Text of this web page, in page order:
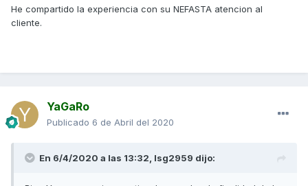
te fies de lo que escribe gente que ni conoces, ni sabes si
tienen la moto realmente y por supuesto si la tienen no
He compartido la experiencia con su NEFASTA atencion al
cliente.
YaGaRo
Publicado 6 de Abril del 2020
En 6/4/2020 a las 13:32, lsg2959 dijo: